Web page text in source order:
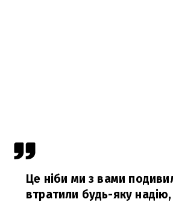
Це ніби ми з вами
втратили будь-яку